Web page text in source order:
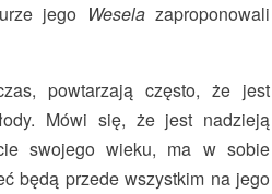
jego Weselazaproponowali
powtarzają często, że jest
Mówi się, że jest nadzieją
swojego wieku, ma w sobie
będą przede wszystkim na jego